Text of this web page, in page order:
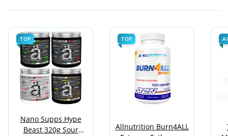
TOP
Nano Supps Hype
Beast 320g Sour
TOP
Allnutrition Burn4ALL